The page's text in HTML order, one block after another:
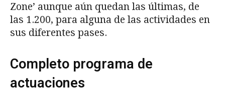
Zone’ aunque aún quedan las últimas, de
las 1.200, para alguna de las actividades en
sus diferentes pases.
Completo programa de
actuaciones